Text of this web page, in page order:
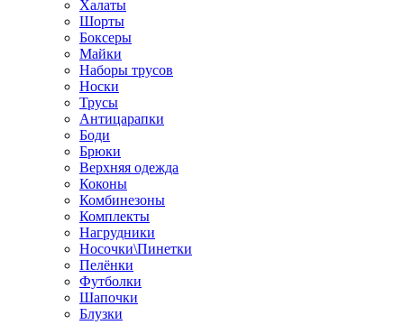
Халаты
Шорты
Боксеры
Майки
Наборы трусов
Носки
Трусы
Антицарапки
Боди
Брюки
Верхняя одежда
Коконы
Комбинезоны
Комплекты
Нагрудники
Носочки\Пинетки
Пелёнки
Футболки
Шапочки
Блузки